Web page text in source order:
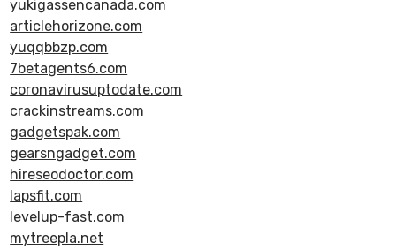
yukigassencanada.com
articlehorizone.com
yuqqbbzp.com
7betagents6.com
coronavirusuptodate.com
crackinstreams.com
gadgetspak.com
gearsngadget.com
hireseodoctor.com
lapsfit.com
levelup-fast.com
mytreepla.net